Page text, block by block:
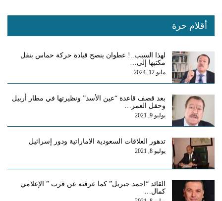
أقلام حرة
لهذا السبب..! عطوان ينصح قيادة حركة حماس بنقل
مكتبها إلى…
مايو 12, 2024
بعد قصف قاعدة “عين الأسد” ونظيرتها في مطار أربيل
وحقل العمر…
يوليو 9, 2021
تدهور العلاقات السعودية الاماراتية ودور إسرائيل
يوليو 8, 2021
القائد “احمد جبريل” كما عرفته عن قرب ” الإعلامي
كمال…